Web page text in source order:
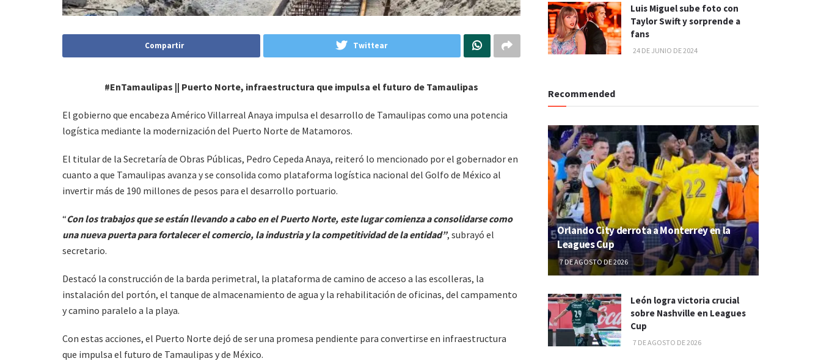
Compartir Twittear
#EnTamaulipas || Puerto Norte, infraestructura que impulsa el futuro de Tamaulipas
El gobierno que encabeza Américo Villarreal Anaya impulsa el desarrollo de Tamaulipas como una potencia
logística mediante la modernización del Puerto Norte de Matamoros.
El titular de la Secretaría de Obras Públicas, Pedro Cepeda Anaya, reiteró lo mencionado por el gobernador en
cuanto a que Tamaulipas avanza y se consolida como plataforma logística nacional del Golfo de México al
invertir más de 190 millones de pesos para el desarrollo portuario.
“Con los trabajos que se están llevando a cabo en el Puerto Norte, este lugar comienza a consolidarse como
una nueva puerta para fortalecer el comercio, la industria y la competitividad de la entidad”, subrayó el
secretario.
Destacó la construcción de la barda perimetral, la plataforma de camino de acceso a las escolleras, la
instalación del portón, el tanque de almacenamiento de agua y la rehabilitación de oficinas, del campamento
y camino paralelo a la playa.
Con estas acciones, el Puerto Norte dejó de ser una promesa pendiente para convertirse en infraestructura
que impulsa el futuro de Tamaulipas y de México.
Luis Miguel sube foto con
Taylor Swift y sorprende a
fans
24 DE JUNIO DE 2024
Recommended
Orlando City derrota a Monterrey en la
Leagues Cup
7 DE AGOSTO DE 2026
León logra victoria crucial
sobre Nashville en Leagues
Cup
7 DE AGOSTO DE 2026